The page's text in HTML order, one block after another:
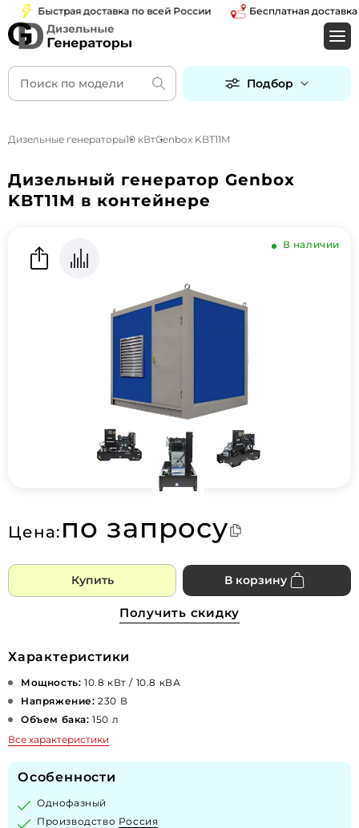
Быстрая доставка по всей России Бесплатная доставка
Подбор
Дизельные генераторы10 кВтGenbox KBT11M
Дизельный генератор Genbox
KBT11M в контейнере
В наличии
Цена: по запросу
Купить В корзину
Получить скидку
Характеристики
Мощность: 10.8 кВт / 10.8 кВА
Напряжение: 230 В
Объем бака: 150 л
Все характеристики
Особенности
Однофазный
Производство Россия